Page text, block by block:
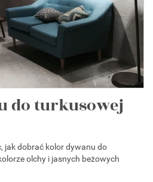
do turkusowej
jak dobrać kolor dywanu do
olchy i jasnych beżowych